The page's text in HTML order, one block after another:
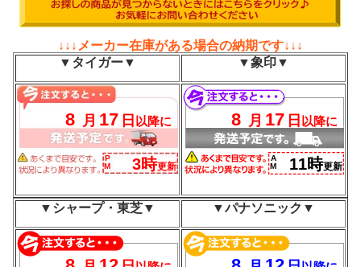
↓↓↓メーカー在庫がある場合の納期です↓↓↓
▼タイガー▼
▼象印▼
▼シャープ・東芝▼ ▼パナソニック▼